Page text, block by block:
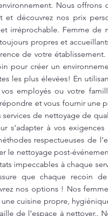
Nous offrons
découvrez nos prix
irréprochable. Femme
propres et
de votre
pour créer un
les plus élevées! En
employés ou votre
et vous fournir une
de nettoyage de
s'adapter à vos
respectueuses de
le nettoyage post-
impeccables à chaque
que chaque recoin
nos options ! Nos
cuisine propre,
de l’espace à nettoyer..